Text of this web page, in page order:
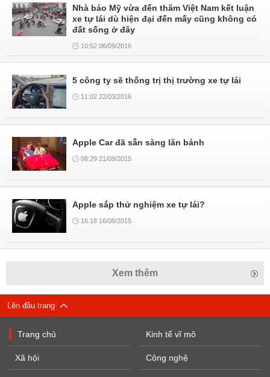
Nhà báo Mỹ vừa đến thăm Việt Nam kết luận
xe tự lái dù hiện đại đến mấy cũng không có
đất sống ở đây
10:52 06/09/2016
5 công ty sẽ thống trị thị trường xe tự lái
11:02 22/03/2016
Apple Car đã sẵn sàng lăn bánh
08:29 21/09/2015
Apple sắp thử nghiệm xe tự lái?
16:18 16/08/2015
Xem thêm
Lên đầu trang
Trang chủ
Xã hội
Kinh tế vĩ mô
Công nghệ